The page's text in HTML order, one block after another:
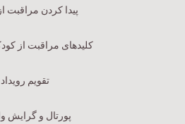
پیدا کردن مراقبت
کلیدهای مراقبت از
تقویم رویداد
پورتال و گرایش